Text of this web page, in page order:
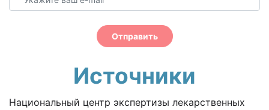
Отправить
Источники
Национальный центр экспертизы лекарственных